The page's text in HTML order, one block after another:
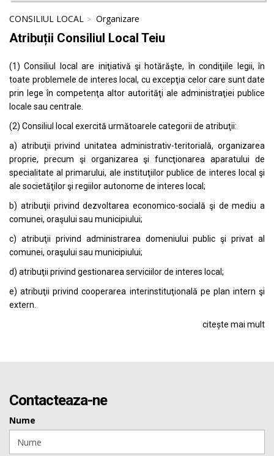
CONSILIUL LOCAL Organizare
Atribuții Consiliul Local Teiu
(1) Consiliul local are iniţiativă şi hotărăşte, în condiţiile legii, în
toate problemele de interes local, cu excepţia celor care sunt date
prin lege în competenţa altor autorităţi ale administraţiei publice
locale sau centrale.
(2) Consiliul local exercită următoarele categorii de atribuţii:
a) atribuţii privind unitatea administrativ-teritorială, organizarea
proprie, precum şi organizarea şi funcţionarea aparatului de
specialitate al primarului, ale instituţiilor publice de interes local şi
ale societăţilor şi regiilor autonome de interes local;
b) atribuţii privind dezvoltarea economico-socială şi de mediu a
comunei, oraşului sau municipiului;
c) atribuţii privind administrarea domeniului public şi privat al
comunei, oraşului sau municipiului;
d) atribuţii privind gestionarea serviciilor de interes local;
e) atribuţii privind cooperarea interinstituţională pe plan intern şi
extern.
citește mai mult
Contacteaza-ne
Nume